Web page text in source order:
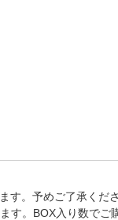
。予めご了承くださ
。BOX入り数で